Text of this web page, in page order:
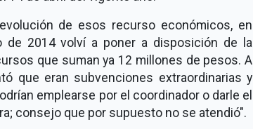
de esos recurso económicos, en
de 2014 volví a poner a disposición de la
que suman ya 12 millones de pesos. A
que eran subvenciones extraordinarias y
emplearse por el coordinador o darle el
consejo que por supuesto no se atendió".